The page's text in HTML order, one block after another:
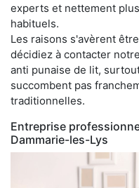
experts et nettement
habituels.
Les raisons s'avèrent
décidiez à contacter
anti punaise de lit,
succombent pas
traditionnelles.
Entreprise
Dammarie-les-Lys